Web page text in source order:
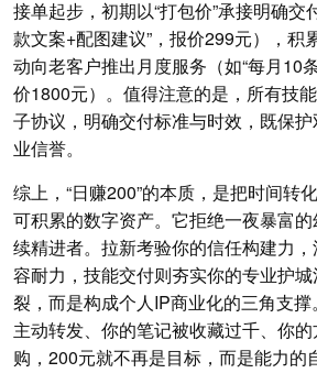
接单起步，初期以“打包价”承接明确交
款文案+配图建议”，报价299元），积
动向老客户推出月度服务（如“每月10
价1800元）。值得注意的是，所有技
子协议，明确交付标准与时效，既保
业信誉。
综上，“日赚200”的本质，是把时间转
可积累的数字资产。它拒绝一夜暴富
续精进者。拉新考验你的信任构建力
容耐力，技能交付则夯实你的专业护
裂，而是构成个人IP商业化的三角支
主动转发、你的笔记被收藏过千、你
购，200元就不再是目标，而是能力的